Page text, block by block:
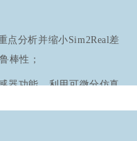
如Isaacsim、Gazebo、
、Sapien、PyBullet或
Python和C++编程语言；
点分析并缩小Sim2Real差
棒性；
器功能，利用可微分仿真
模型的物理一致性和环